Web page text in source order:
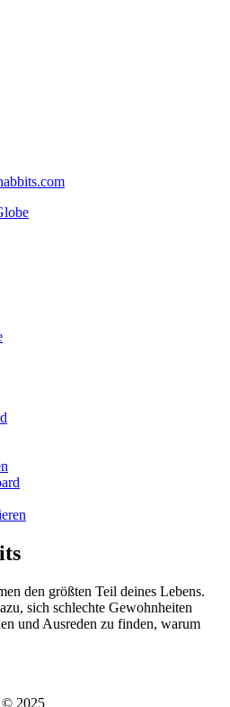
den größten Teil deines Lebens.
sich schlechte Gewohnheiten
und Ausreden zu finden, warum
2025